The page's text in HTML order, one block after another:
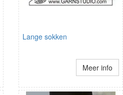
Lange sokken
Meer info